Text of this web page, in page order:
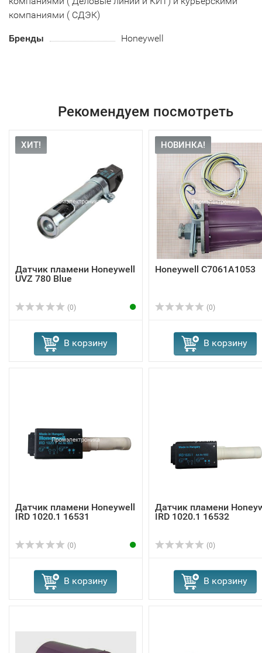
компаниями ( СДЭК)
Бренды Honeywell
Рекомендуем посмотреть
ХИТ!
Датчик пламени Honeywell
UVZ 780 Blue
(0)
В корзину
НОВИНКА!
Honeywell C7061A1053
(0)
В корзину
Датчик пламени Honeywell
IRD 1020.1 16531
(0)
В корзину
Датчик пламени
IRD 1020.1 16532
(0)
В корзину